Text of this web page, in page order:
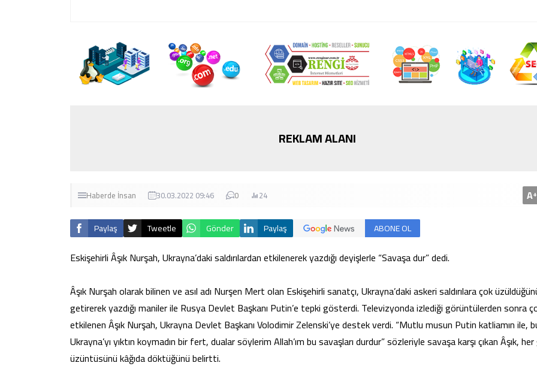
REKLAM ALANI
Haberde İnsan 30.03.2022 09:46 0 24 A+
Paylaş Tweetle Gönder Paylaş ABONE OL
Eskişehirli Âşık Nurşah, Ukrayna’daki saldırılardan etkilenerek yazdığı deyişlerle “Savaşa dur” dedi.
Âşık Nurşah olarak bilinen ve asıl adı Nurşen Mert olan Eskişehirli sanatçı, Ukrayna’daki askeri saldırılara çok
getirerek yazdığı maniler ile Rusya Devlet Başkanı Putin’e tepki gösterdi. Televizyonda izlediği görüntülerden sonra
etkilenen Âşık Nurşah, Ukrayna Devlet Başkanı Volodimir Zelenski’ye destek verdi. “Mutlu musun Putin katliamın ile,
Ukrayna’yı yıktın koymadın bir fert, dualar söylerim Allah’ım bu savaşları durdur” sözleriyle savaşa karşı çıkan Âşık,
üzüntüsünü kâğıda döktüğünü belirtti.